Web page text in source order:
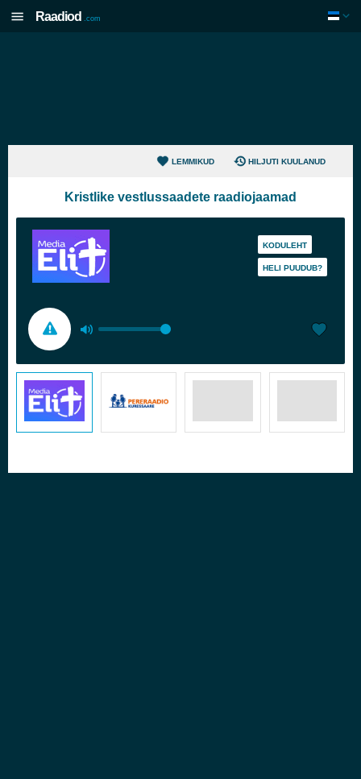
Raadiod .com
LEMMIKUD HILJUTI KUULANUD
Kristlike vestlussaadete raadiojaamad
KODULEHT
HELI PUUDUB?